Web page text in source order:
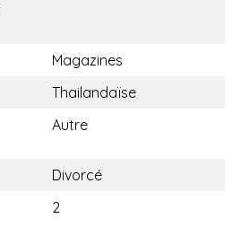
Magazines
Thailandaïse
Autre
Divorcé
2